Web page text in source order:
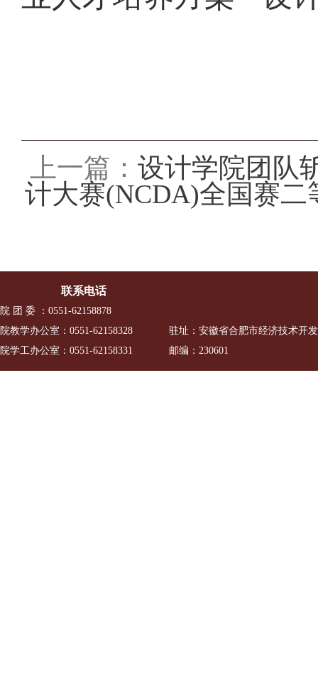
上一篇： 设计学院团队
计大赛(NCDA)全国赛二
联系电话
院 团 委 ：0551-62158878
院教学办公室：0551-62158328
院学工办公室：0551-62158331
驻址：安徽省合肥市经济技术开
邮编：230601